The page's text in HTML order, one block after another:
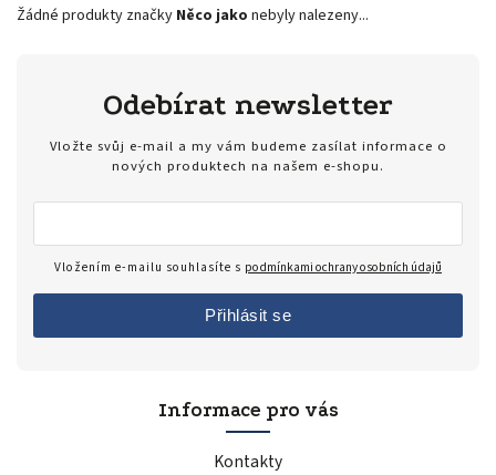
Žádné produkty značky Něco jako nebyly nalezeny...
Informace pro vás
Kontakty
Odebírat newsletter
Vložte svůj e-mail a my vám budeme zasílat informace o
nových produktech na našem e-shopu.
Vložením e-mailu souhlasíte s podmínkami ochrany osobních údajů
Přihlásit se